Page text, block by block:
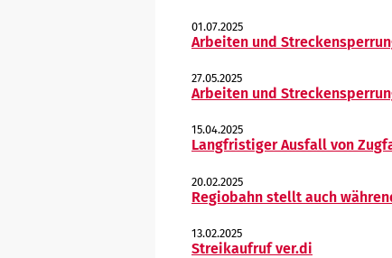
01.07.2025
Arbeiten und
27.05.2025
Arbeiten und
15.04.2025
Langfristiger Ausfall von
20.02.2025
Regiobahn stellt auch
13.02.2025
Streikaufruf ver.di